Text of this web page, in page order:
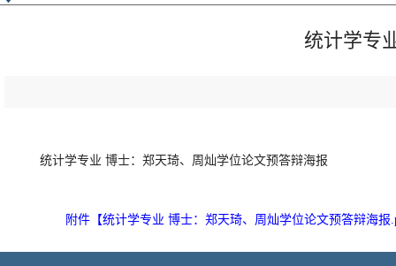
统计学专
统计学专业 博士：郑天琦、周灿学位论文预答辩海报
附件【统计学专业 博士：郑天琦、周灿学位论文预答辩海报